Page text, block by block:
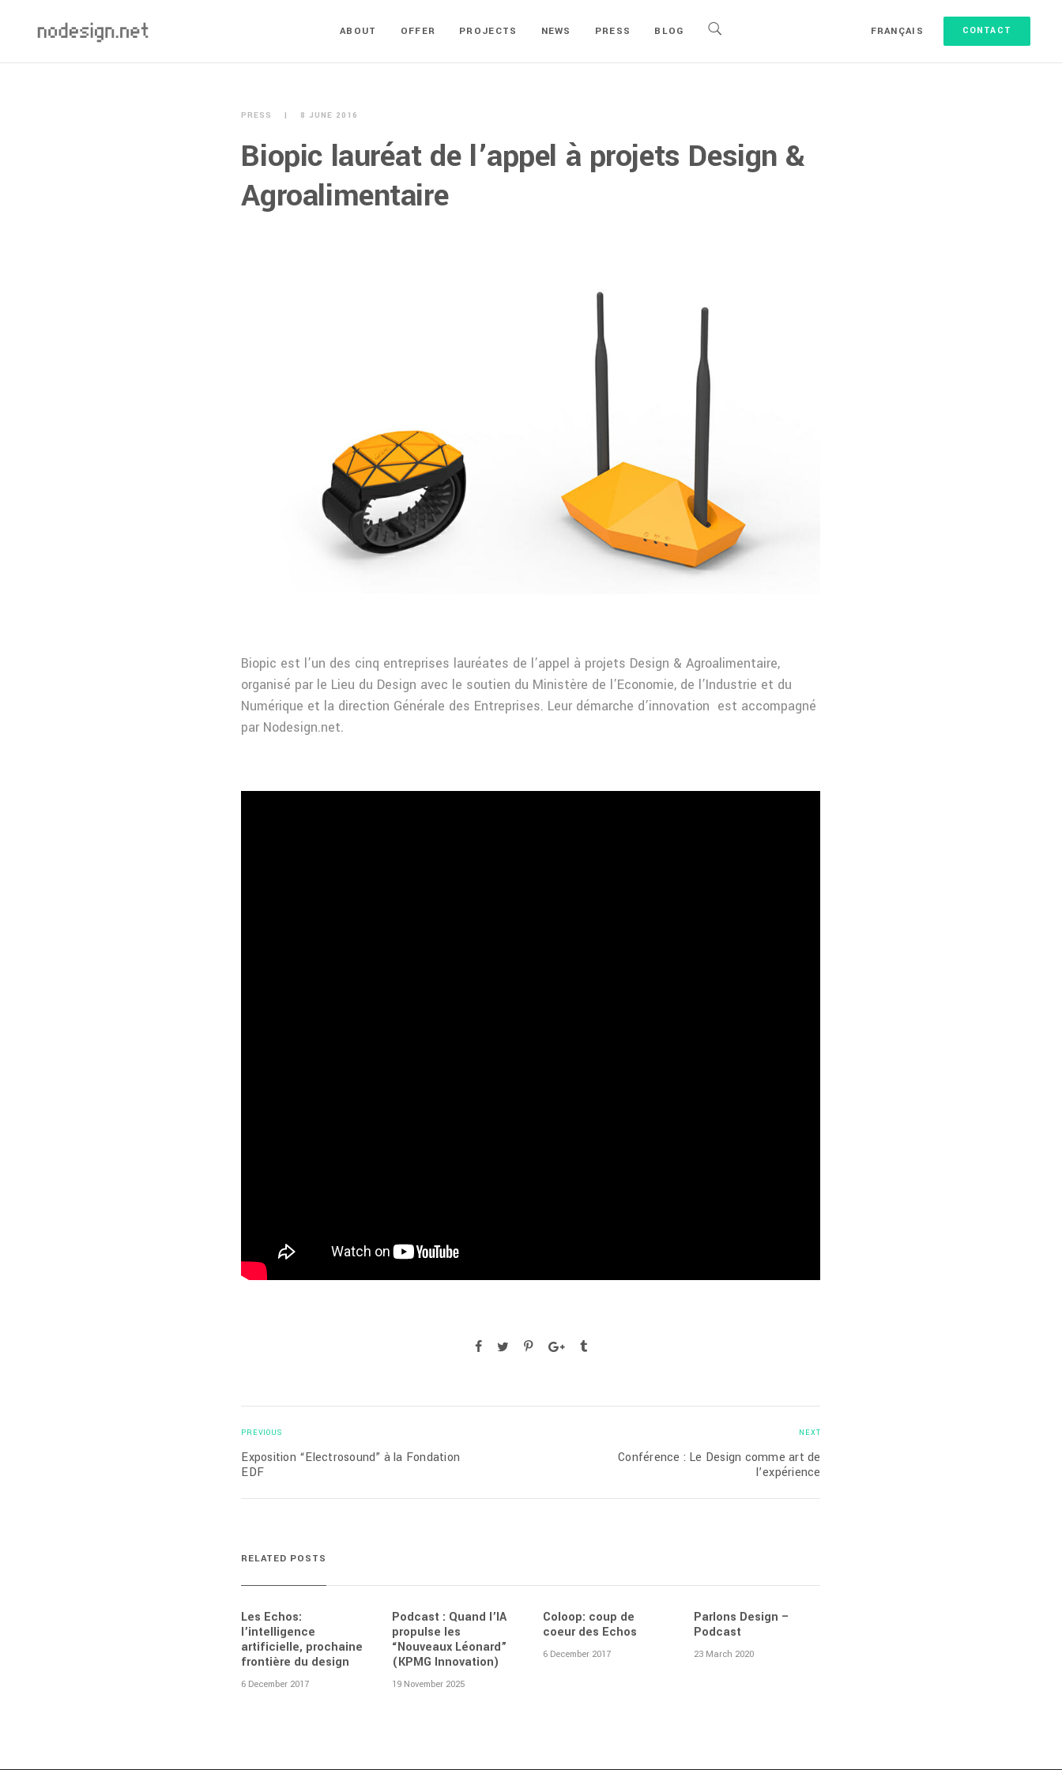
CONTACT
ABOUT OFFER PROJECTS NEWS PRESS BLOG FRANÇAIS
PRESS 8 JUNE 2016
Biopic lauréat de l’appel à projets Design &
Agroalimentaire
Biopic est l’un des cinq entreprises lauréates de l’appel à projets Design & Agroalimentaire,
organisé par le Lieu du Design avec le soutien du Ministère de l’Economie, de l’Industrie et du
Numérique et la direction Générale des Entreprises. Leur démarche d’innovation est accompagné
par Nodesign.net.
PREVIOUS
Exposition “Electrosound” à la Fondation
EDF
NEXT
Conférence : Le Design comme art de
l’expérience
RELATED POSTS
Les Echos:
l’intelligence
artificielle, prochaine
frontière du design
6 December 2017
Podcast : Quand l’IA
propulse les
“Nouveaux Léonard”
(KPMG Innovation)
19 November 2025
Coloop: coup de
coeur des Echos
6 December 2017
Parlons Design –
Podcast
23 March 2020